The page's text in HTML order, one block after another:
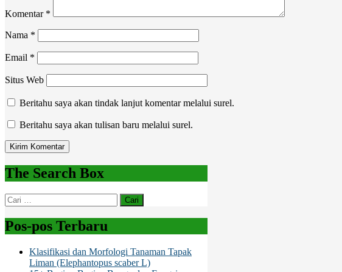
Komentar *
Nama *
Email *
Situs Web
Beritahu saya akan tindak lanjut komentar melalui surel.
Beritahu saya akan tulisan baru melalui surel.
The Search Box
Cari
untuk:
Pos-pos Terbaru
Klasifikasi dan Morfologi Tanaman Tapak
Liman (Elephantopus scaber L)